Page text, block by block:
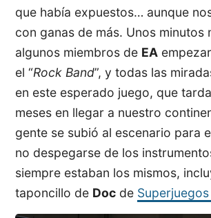
que había expuestos… aunque
con ganas de más. Unos minutos
algunos miembros de EA
el “Rock Band”, y todas las
en este esperado juego, que
meses en llegar a nuestro
gente se subió al escenario para
no despegarse de los
siempre estaban los mismos,
taponcillo de Doc de